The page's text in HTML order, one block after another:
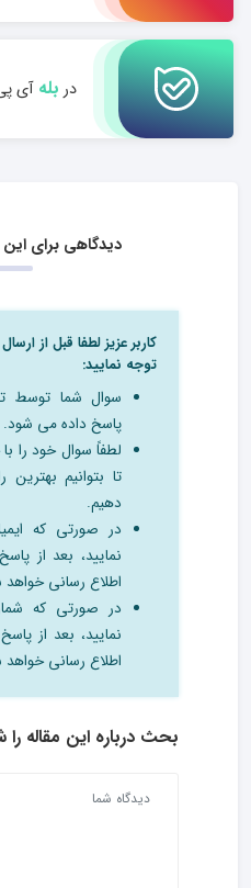
در بلهآی
دیدگاهی برای
کاربر عزیز لطفا قبل از
توجه نمایید:
سوال شما توسط
پاسخ داده می شود.
لطفاً سوال خود را
تا بتوانیم بهترین
دهیم.
در صورتی که
نمایید، بعد از
اطلاع رسانی
در صورتی که
نمایید، بعد از
اطلاع رسانی
بحث درباره این مقاله را